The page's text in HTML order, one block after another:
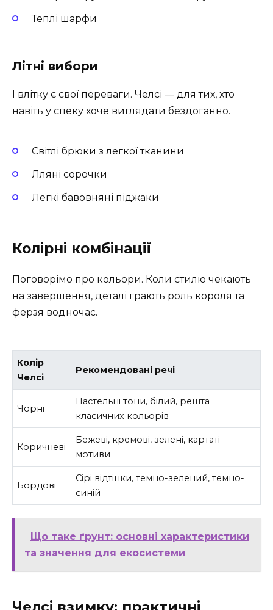
Теплі шарфи
Літні вибори
І влітку є свої переваги. Челсі — для тих, хто
навіть у спеку хоче виглядати бездоганно.
Світлі брюки з легкої тканини
Лляні сорочки
Легкі бавовняні піджаки
Колірні комбінації
Поговорімо про кольори. Коли стилю чекають
на завершення, деталі грають роль короля та
ферзя водночас.
Колір
Челсі
Рекомендовані речі
Чорні
Пастельні тони, білий, решта
класичних кольорів
Коричневі
Бежеві, кремові, зелені, картаті
мотиви
Бордові
Сірі відтінки, темно-зелений, темно-
синій
Що таке ґрунт: основні характеристики
та значення для екосистеми